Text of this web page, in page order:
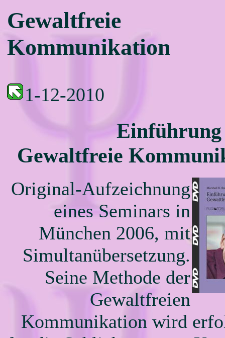
Gewaltfreie
Kommunikation
1-12-2010
Gewaltfreie
Original-Aufzeichnung
eines Seminars in
München 2006, mit
Simultanübersetzung.
Seine Methode der
Gewaltfreien
Kommunikation wird